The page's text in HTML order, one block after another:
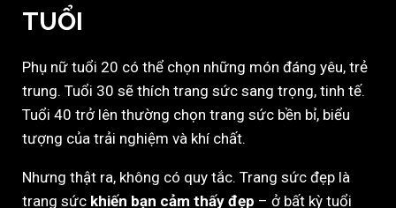
TUỔI
Phụ nữ tuổi 20 có thể chọn những món đáng yêu, trẻ
trung. Tuổi 30 sẽ thích trang sức sang trọng, tinh tế.
Tuổi 40 trở lên thường chọn trang sức bền bỉ, biểu
tượng của trải nghiệm và khí chất.
Nhưng thật ra, không có quy tắc. Trang sức đẹp là
trang sức khiến bạn cảm thấy đẹp – ở bất kỳ tuổi